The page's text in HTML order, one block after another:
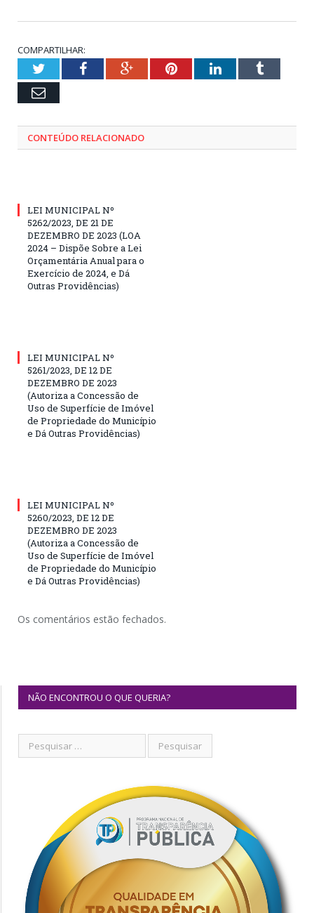
COMPARTILHAR:
TwitterFacebookGoogle+PinterestLinkedInTumblr
Email
CONTEÚDO RELACIONADO
LEI MUNICIPAL Nº
5262/2023, DE 21 DE
DEZEMBRO DE 2023 (LOA
2024 – Dispõe Sobre a Lei
Orçamentária Anual para o
Exercício de 2024, e Dá
Outras Providências)
LEI MUNICIPAL Nº
5261/2023, DE 12 DE
DEZEMBRO DE 2023
(Autoriza a Concessão de
Uso de Superfície de Imóvel
de Propriedade do Município
e Dá Outras Providências)
LEI MUNICIPAL Nº
5260/2023, DE 12 DE
DEZEMBRO DE 2023
(Autoriza a Concessão de
Uso de Superfície de Imóvel
de Propriedade do Município
e Dá Outras Providências)
Os comentários estão fechados.
NÃO ENCONTROU O QUE QUERIA?